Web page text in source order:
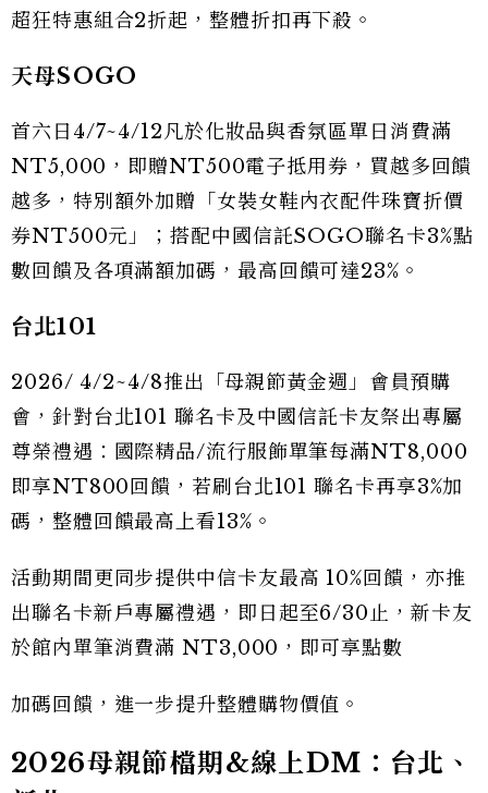
超狂特惠組合2折起，整體折扣再下殺。
天母SOGO
首六日4/7~4/12凡於化妝品與香氛區單日消費滿
NT5,000，即贈NT500電子抵用券，買越多回饋
越多，特別額外加贈「女裝女鞋內衣配件珠寶折價
券NT500元」；搭配中國信託SOGO聯名卡3%點
數回饋及各項滿額加碼，最高回饋可達23%。
台北101
2026/ 4/2~4/8推出「母親節黃金週」會員預購
會，針對台北101 聯名卡及中國信託卡友祭出專屬
尊榮禮遇：國際精品/流行服飾單筆每滿NT8,000
即享NT800回饋，若刷台北101 聯名卡再享3%加
碼，整體回饋最高上看13%。
活動期間更同步提供中信卡友最高 10%回饋，亦推
出聯名卡新戶專屬禮遇，即日起至6/30止，新卡友
於館內單筆消費滿 NT3,000，即可享點數
加碼回饋，進一步提升整體購物價值。
2026母親節檔期&線上DM：台北、